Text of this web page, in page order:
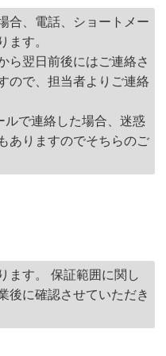
合、電話、ショートメー
ます。
ら翌日前後にはご連絡さ
ので、担当者よりご連絡
ルで連絡した場合、迷惑
ありますのでそちらのご
ます。 保証範囲に関し
後に確認させていただき